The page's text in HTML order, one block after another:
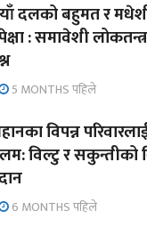
दलको बहुमत र
: समावेशी
5 MONTHS पहिले
विपन्न
विल्टु र सकुन्तीको
6 MONTHS पहिले